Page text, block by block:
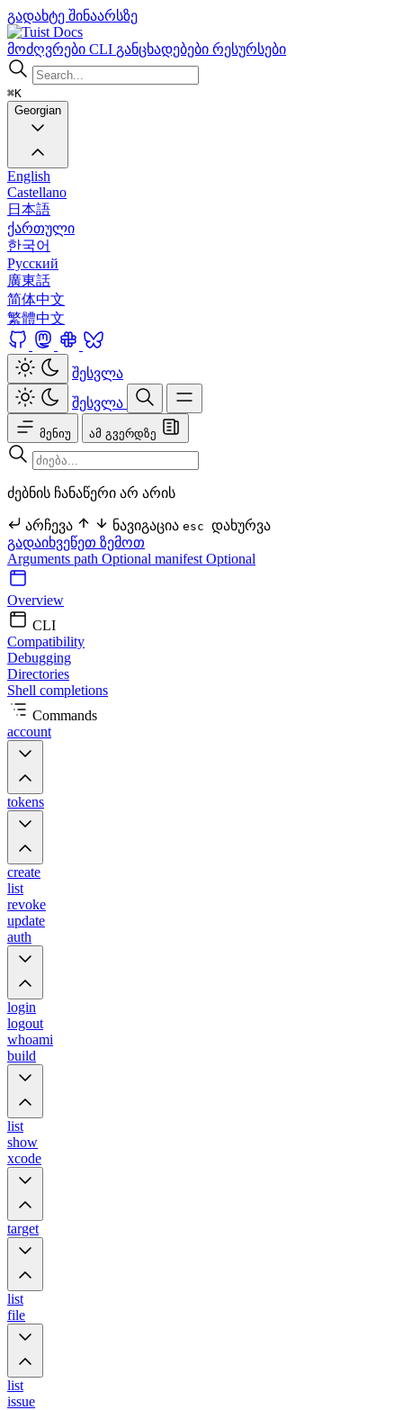
გადახტე შინაარსზე
Docs
მოძღვრები CLI განცხადებები რესურსები
⌘K
Georgian
English
Castellano
日本語
ქართული
한국어
Русский
廣東話
简体中文
繁體中文
შესვლა
შესვლა
მენიუ ამ გვერდზე
ძებნის ჩანაწერი არ არის
არჩევა ნავიგაცია esc დახურვა
გადაიხვეწეთ ზემოთ
Arguments path Optional manifest Optional
Overview
CLI
Compatibility
Debugging
Directories
Shell completions
Commands
account
tokens
create
list
revoke
update
auth
login
logout
whoami
build
list
show
xcode
target
list
file
list
issue